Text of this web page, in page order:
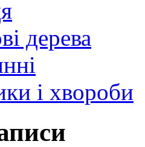
дерева
і хвороби